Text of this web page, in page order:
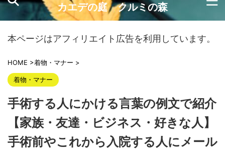
カエデの庭 クルミの森
本ページはアフィリエイト広告を利用しています。
HOME >着物・マナー >
着物・マナー
手術する人にかける言葉の例文で紹介
【家族・友達・ビジネス・好きな人】
手術前やこれから入院する人にメール